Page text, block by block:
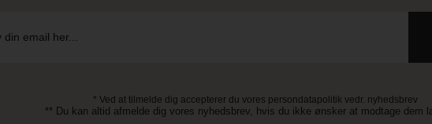
* Ved at tilmelde dig accepterer du vores persondatapolitik vedr. nyhedsbrev
** Du kan altid afmelde dig vores nyhedsbrev, hvis du ikke ønsker at modtage dem